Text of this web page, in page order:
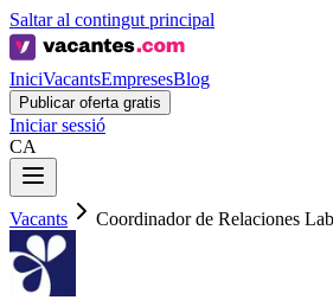
Saltar al contingut principal
IniciVacantsEmpresesBlog
Publicar oferta gratis
Iniciar sessió
CA
Vacants Coordinador de Relaciones